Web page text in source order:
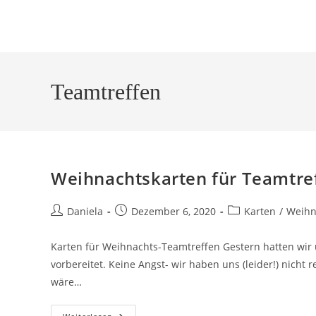
Teamtreffen
Weihnachtskarten für
Daniela Dezember 6, 2020 Karten /
Karten für Weihnachts-Teamtreffen Gestern hatten
vorbereitet. Keine Angst- wir haben uns (leider!) nicht
wäre…